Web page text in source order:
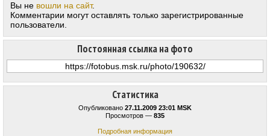
Статистика
Опубликовано 27.11.2009 23:01 MSK
Просмотров — 835
Подробная информация
Постоянная ссылка на фото
Вы не вошли на сайт.
Комментарии могут оставлять только зарегистрированные
пользователи.